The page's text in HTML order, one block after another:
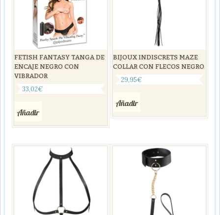
FETISH FANTASY TANGA DE
ENCAJE NEGRO CON
VIBRADOR
33,02€
Añadir
BIJOUX INDISCRETS MAZE
COLLAR CON FLECOS NEGRO
29,95€
Añadir